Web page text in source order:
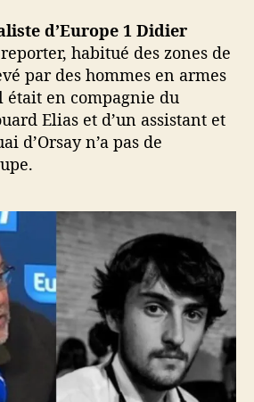
d’Europe 1 Didier
habitué des zones de
par des hommes en armes
était en compagnie du
Elias et d’un assistant et
d’Orsay n’a pas de